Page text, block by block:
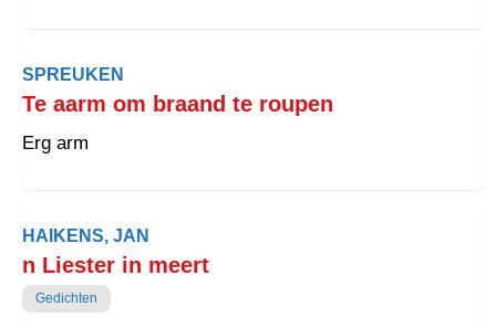
SPREUKEN
Te aarm om braand te roupen
Erg arm
HAIKENS, JAN
n Liester in meert
Gedichten